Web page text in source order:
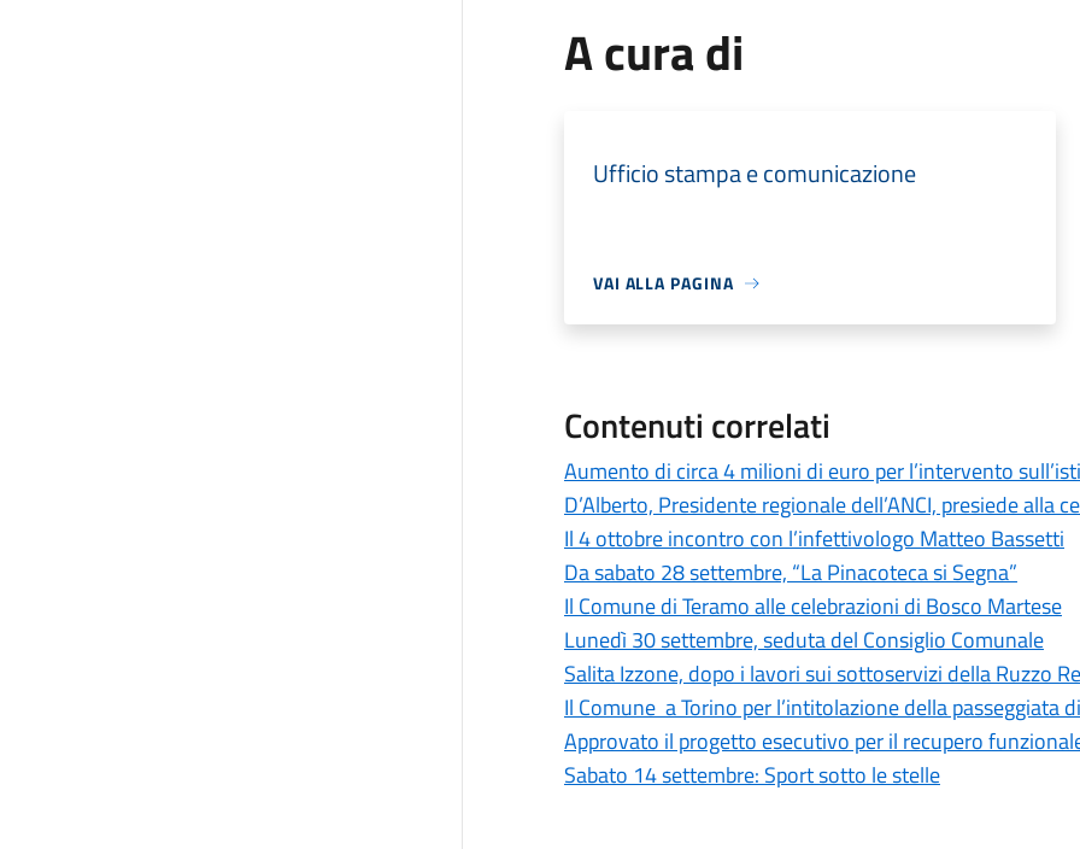
A cura di
Ufficio stampa e comunicazione
VAI ALLA PAGINA
Contenuti correlati
Aumento di circa 4 milioni di euro per l’intervento
D’Alberto, Presidente regionale dell’ANCI, presiede alla
Il 4 ottobre incontro con l’infettivologo Matteo Bassetti
Da sabato 28 settembre, “La Pinacoteca si Segna”
Il Comune di Teramo alle celebrazioni di Bosco Martese
Lunedì 30 settembre, seduta del Consiglio Comunale
Salita Izzone, dopo i lavori sui sottoservizi della Ruzzo
Il Comune a Torino per l’intitolazione della passeggiata
Approvato il progetto esecutivo per il recupero
Sabato 14 settembre: Sport sotto le stelle